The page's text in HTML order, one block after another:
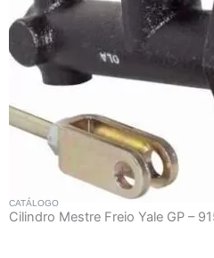
CATÁLOGO
Cilindro Mestre Freio Yale GP –